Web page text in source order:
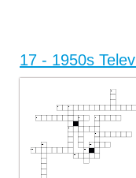
this
the story takes place here
number of members in the
17 - 1950s